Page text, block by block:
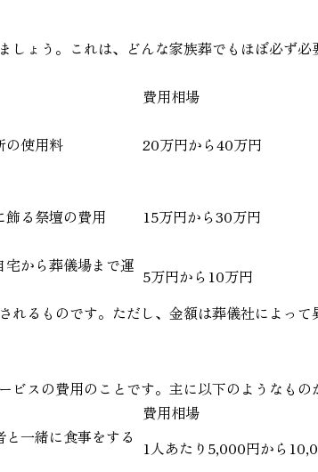
しょう。これは、どんな家族葬でもほぼ必ず
費用相場
の使用料 20万円から40万円
飾る祭壇の費用 15万円から30万円
宅から葬儀場まで運
5万円から10万円
れるものです。ただし、金額は葬儀社によっ
スの費用のことです。主に以下のようなもの
費用相場
一緒に食事をする
1人あたり5,000円から